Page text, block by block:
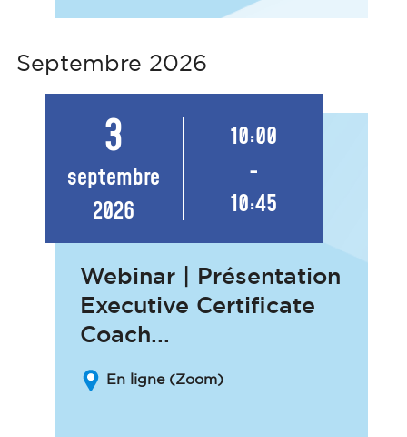
Septembre 2026
3
septembre
2026
10:00
-
10:45
Webinar | Présentation
Executive Certificate
Coach...
En ligne (Zoom)